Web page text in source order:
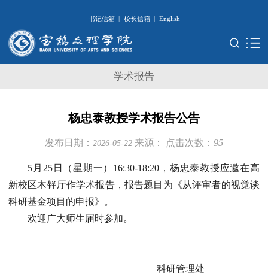
书记信箱 | 校长信箱 | English
学术报告
杨忠泰教授学术报告公告
发布日期： 2026-05-22 来源： 点击次数： 95
5月25日（星期一）16:30-18:20，杨忠泰教授应邀在高
新校区木铎厅作学术报告，报告题目为《从评审者的视觉谈
科研基金项目的申报》。
欢迎广大师生届时参加。
科研管理处